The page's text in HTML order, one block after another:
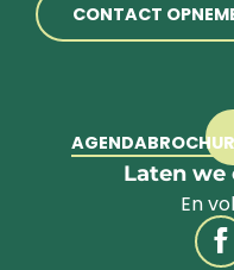
CONTACT
AGENDA
Laten
En